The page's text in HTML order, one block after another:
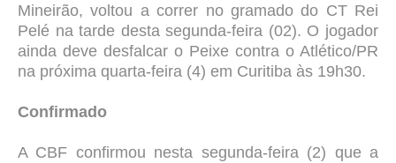
Mineirão, voltou a correr no gramado do CT Rei
Pelé na tarde desta segunda-feira (02). O jogador
ainda deve desfalcar o Peixe contra o Atlético/PR
na próxima quarta-feira (4) em Curitiba às 19h30.
Confirmado
A CBF confirmou nesta segunda-feira (2) que a